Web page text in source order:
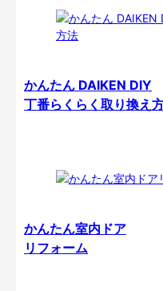
かんたん DAIKEN DIY
丁番らくらく取り換え
かんたん室内ドア
リフォーム